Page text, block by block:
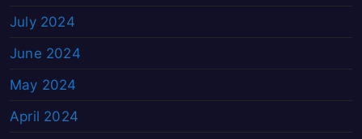
July 2024
June 2024
May 2024
April 2024